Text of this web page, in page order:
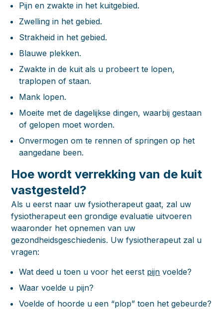
Pijn en zwakte in het kuitgebied.
Zwelling in het gebied.
Strakheid in het gebied.
Blauwe plekken.
Zwakte in de kuit als u probeert te lopen,
traplopen of staan.
Mank lopen.
Moeite met de dagelijkse dingen, waarbij gestaan
of gelopen moet worden.
Onvermogen om te rennen of springen op het
aangedane been.
Hoe wordt verrekking van de kuit
vastgesteld?
Als u eerst naar uw fysiotherapeut gaat, zal uw
fysiotherapeut een grondige evaluatie uitvoeren
waaronder het opnemen van uw
gezondheidsgeschiedenis. Uw fysiotherapeut zal u
vragen:
Wat deed u toen u voor het eerst pijn voelde?
Waar voelde u pijn?
Voelde of hoorde u een “plop” toen het gebeurde?